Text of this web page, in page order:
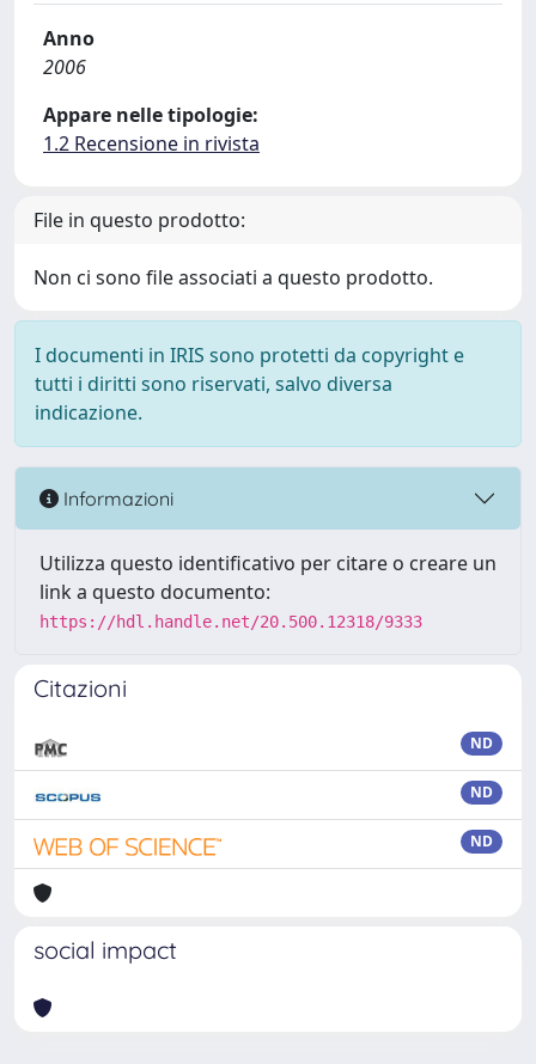
Anno
2006
Appare nelle tipologie:
1.2 Recensione in rivista
File in questo prodotto:
Non ci sono file associati a questo prodotto.
I documenti in IRIS sono protetti da copyright e
tutti i diritti sono riservati, salvo diversa
indicazione.
Informazioni
Utilizza questo identificativo per citare o creare un
link a questo documento:
https://hdl.handle.net/20.500.12318/9333
Citazioni
ND
ND
ND
social impact